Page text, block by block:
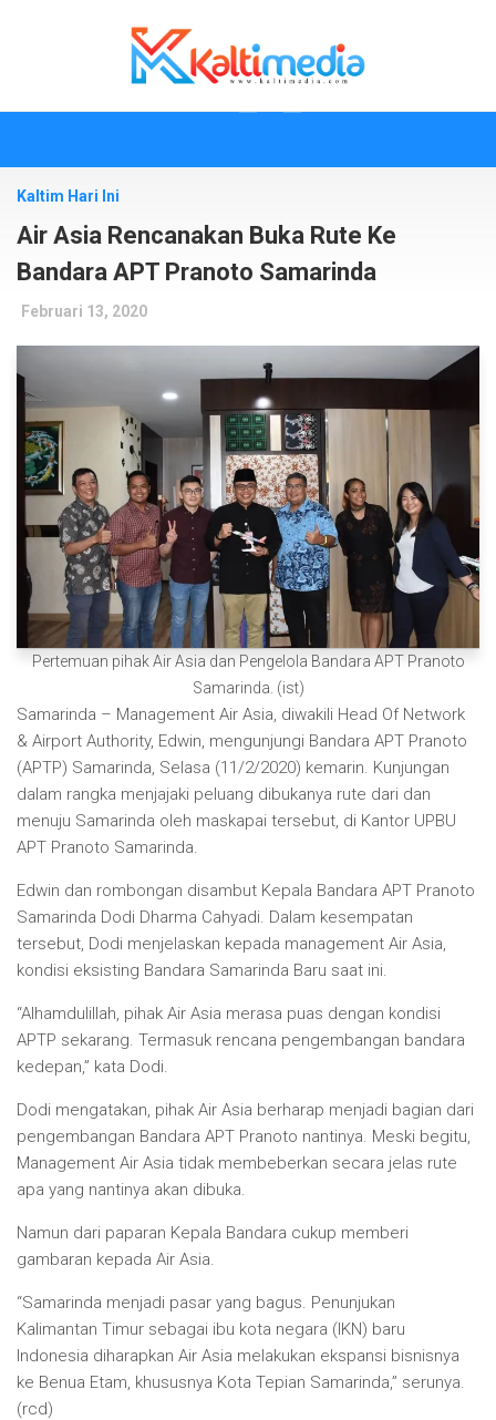
Kaltim Hari Ini
Air Asia Rencanakan Buka Rute Ke
Bandara APT Pranoto Samarinda
Februari 13, 2020
Pertemuan pihak Air Asia dan Pengelola Bandara APT Pranoto
Samarinda. (ist)
Samarinda – Management Air Asia, diwakili Head Of Network
& Airport Authority, Edwin, mengunjungi Bandara APT Pranoto
(APTP) Samarinda, Selasa (11/2/2020) kemarin. Kunjungan
dalam rangka menjajaki peluang dibukanya rute dari dan
menuju Samarinda oleh maskapai tersebut, di Kantor UPBU
APT Pranoto Samarinda.
Edwin dan rombongan disambut Kepala Bandara APT Pranoto
Samarinda Dodi Dharma Cahyadi. Dalam kesempatan
tersebut, Dodi menjelaskan kepada management Air Asia,
kondisi eksisting Bandara Samarinda Baru saat ini.
“Alhamdulillah, pihak Air Asia merasa puas dengan kondisi
APTP sekarang. Termasuk rencana pengembangan bandara
kedepan,” kata Dodi.
Dodi mengatakan, pihak Air Asia berharap menjadi bagian dari
pengembangan Bandara APT Pranoto nantinya. Meski begitu,
Management Air Asia tidak membeberkan secara jelas rute
apa yang nantinya akan dibuka.
Namun dari paparan Kepala Bandara cukup memberi
gambaran kepada Air Asia.
“Samarinda menjadi pasar yang bagus. Penunjukan
Kalimantan Timur sebagai ibu kota negara (IKN) baru
Indonesia diharapkan Air Asia melakukan ekspansi bisnisnya
ke Benua Etam, khususnya Kota Tepian Samarinda,” serunya.
(rcd)